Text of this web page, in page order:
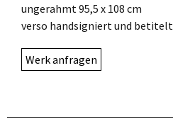
ungerahmt 95,5 x 108 cm
verso handsigniert und betitelt
Werk anfragen